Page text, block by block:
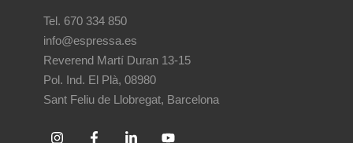
Tel. 670 334 850
info@espressa.es
Reverend Martí Duran 13-15
Pol. Ind. El Plà, 08980
Sant Feliu de Llobregat, Barcelona